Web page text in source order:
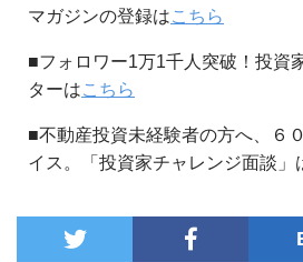
マガジンの登録はこちら
■フォロワー1万1千人突破！投資
ターはこちら
■不動産投資未経験者の方へ、６
イス。「投資家チャレンジ面談」